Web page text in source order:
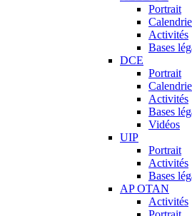
Portrait
Activités
Bases
DCE
Portrait
Activités
Bases
Vidéos
UIP
Portrait
Activités
Bases
AP OTAN
Activités